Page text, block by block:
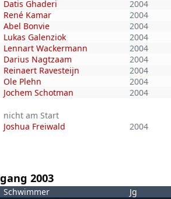
Datis Ghaderi
2004
René Kamar
2004
Abel Bonvie
2004
Lukas Galenziok
2004
Lennart Wackermann
2004
Darius Nagtzaam
2004
Reinaert Ravesteijn
2004
Ole Plehn
2004
Jochem Schotman 2004
nicht am Start
Joshua Freiwald
2004
2003
Schwimmer
Jg